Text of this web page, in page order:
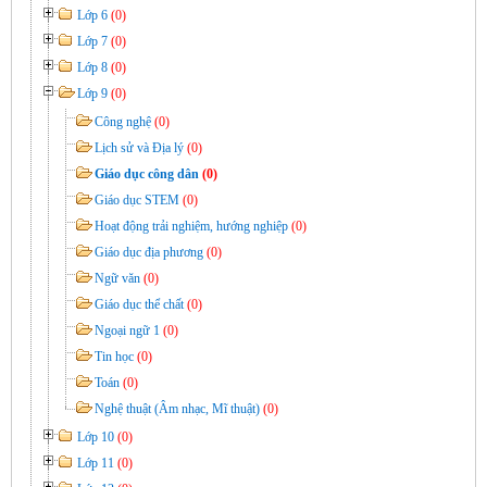
Lớp 6 (0)
Lớp 7 (0)
Lớp 8 (0)
Lớp 9 (0)
Công nghệ (0)
Lịch sử và Địa lý (0)
Giáo dục công dân (0)
Giáo dục STEM (0)
Hoạt động trải nghiệm, hướng nghiệp (0)
Giáo dục địa phương (0)
Ngữ văn (0)
Giáo dục thể chất (0)
Ngoại ngữ 1 (0)
Tin học (0)
Toán (0)
Nghệ thuật (Âm nhạc, Mĩ thuật) (0)
Lớp 10 (0)
Lớp 11 (0)